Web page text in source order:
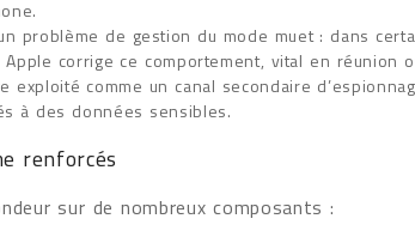
problème de gestion du mode muet : dans
Apple corrige ce comportement, vital en réunion
exploité comme un canal secondaire
à des données sensibles.
renforcés
sur de nombreux composants :